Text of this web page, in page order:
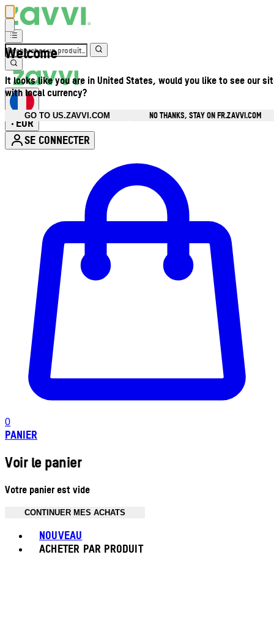
Welcome
It looks like you are in United States, would you like to see our
with local currency?
GO TO US.ZAVVI.COM
NO THANKS, STAY ON FR.ZAVVI.COM
• EUR
SE CONNECTER
0
PANIER
Voir le panier
Votre panier est vide
CONTINUER MES ACHATS
NOUVEAU
ACHETER PAR PRODUIT